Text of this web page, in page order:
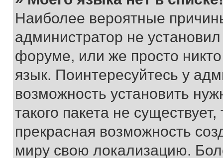
Наиболее вероятные
администратор не
форуме, или же просто
язык. Поинтересуйтесь у
возможность установить
такого пакета не
прекрасная возможность
миру свою локализацию.